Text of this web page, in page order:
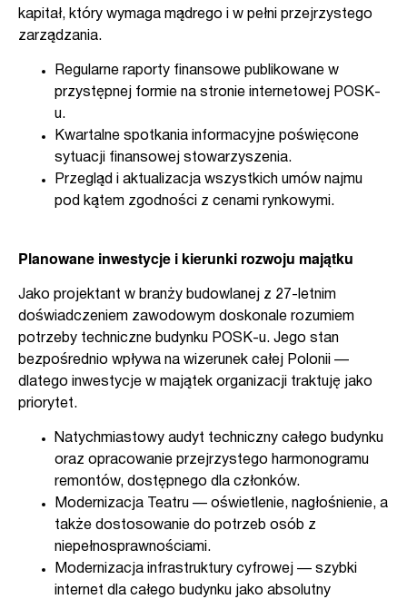
kapitał, który wymaga mądrego i w pełni przejrzystego
zarządzania.
Regularne raporty finansowe publikowane w
przystępnej formie na stronie internetowej POSK-
u.
Kwartalne spotkania informacyjne poświęcone
sytuacji finansowej stowarzyszenia.
Przegląd i aktualizacja wszystkich umów najmu
pod kątem zgodności z cenami rynkowymi.
Planowane inwestycje i kierunki rozwoju majątku
Jako projektant w branży budowlanej z 27-letnim
doświadczeniem zawodowym doskonale rozumiem
potrzeby techniczne budynku POSK-u. Jego stan
bezpośrednio wpływa na wizerunek całej Polonii —
dlatego inwestycje w majątek organizacji traktuję jako
priorytet.
Natychmiastowy audyt techniczny całego budynku
oraz opracowanie przejrzystego harmonogramu
remontów, dostępnego dla członków.
Modernizacja Teatru — oświetlenie, nagłośnienie, a
także dostosowanie do potrzeb osób z
niepełnosprawnościami.
Modernizacja infrastruktury cyfrowej — szybki
internet dla całego budynku jako absolutny